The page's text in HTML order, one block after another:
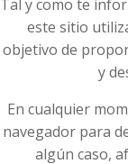
Tal y como te
este sitio
objetivo de
y
En cualquier
navegador para
algún caso,